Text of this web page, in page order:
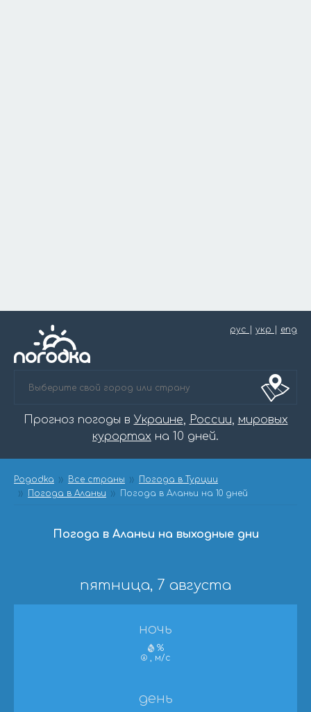
рус укр eng
Прогноз погоды в Украине, России, мировых
курортах на 10 дней.
Pogodka Все страны
Погода в Турции
Погода в Аланьи
Погода в Аланьи на 10 дней
Погода в Аланьи на выходные дни
пятница, 7 августа
ночь
%
, м/с
день